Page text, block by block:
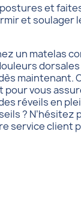
et
et soulager
un matelas
maintenant.
pour vous
réveils en
? N’hésitez
service client